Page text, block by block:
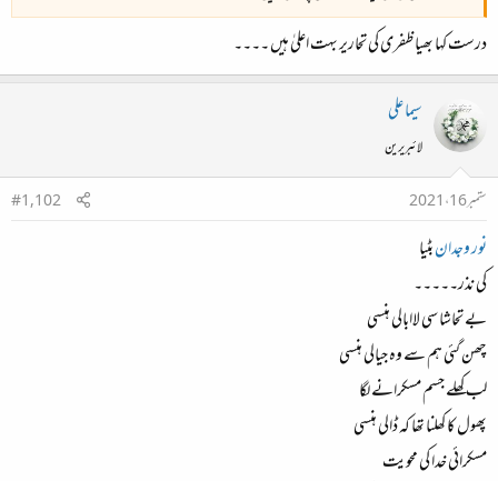
درست کہا بھیا ظفری کی تحاریر بہت اعلیٰ ہیں ۔۔۔۔
سیما علی
لائبریرین
ستمبر 16، 2021
#1,102
نور وجدانبٹیا
کی نذر۔۔۔۔۔
بے تحاشا سی لاابالی ہنسی
چھن گئی ہم سے وہ جیالی ہنسی
لب کھلے جسم مسکرانے لگا
پھول کا کھلنا تھا کہ ڈالی ہنسی
مسکرائی خدا کی محویت